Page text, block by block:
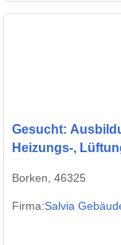
Gesucht:
Heizungs-,
Borken, 46325
Firma:Salvia